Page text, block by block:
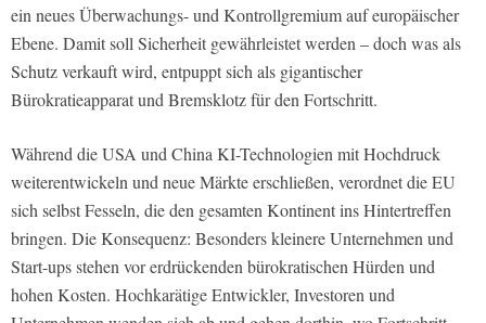
ein neues Überwachungs- und Kontrollgremium auf europäischer
Ebene. Damit soll Sicherheit gewährleistet werden – doch was als
Schutz verkauft wird, entpuppt sich als gigantischer
Bürokratieapparat und Bremsklotz für den Fortschritt.
Während die USA und China KI-Technologien mit Hochdruck
weiterentwickeln und neue Märkte erschließen, verordnet die EU
sich selbst Fesseln, die den gesamten Kontinent ins Hintertreffen
bringen. Die Konsequenz: Besonders kleinere Unternehmen und
Start-ups stehen vor erdrückenden bürokratischen Hürden und
hohen Kosten. Hochkarätige Entwickler, Investoren und